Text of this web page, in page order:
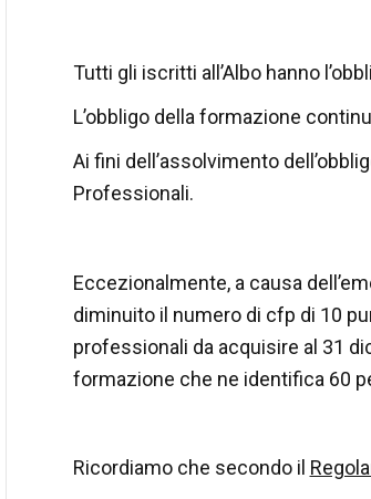
Tutti gli iscritti all’Albo hanno
L’obbligo della formazione
Ai fini dell’assolvimento
Professionali.
Eccezionalmente, a causa
diminuito il numero di cfp di 10
professionali da acquisire al 31
formazione che ne identifica 60
Ricordiamo che secondo il